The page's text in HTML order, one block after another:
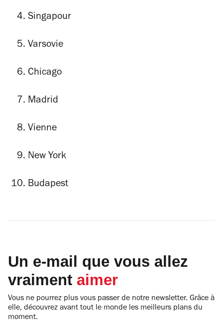
Singapour
Varsovie
Chicago
Madrid
Vienne
New York
Budapest
Un e-mail que vous allez
vraiment aimer
Vous ne pourrez plus vous passer de notre newsletter. Grâce à
elle, découvrez avant tout le monde les meilleurs plans du
moment.